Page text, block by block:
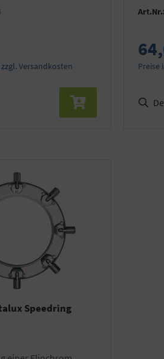
Versandkosten
Art.Nr.:
Preise
Speedring